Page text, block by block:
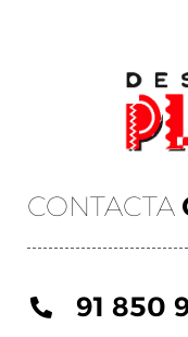
CONTACTA
91 850